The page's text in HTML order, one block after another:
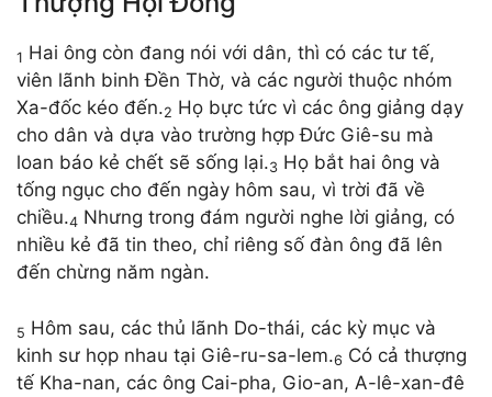
1 Hai ông còn đang nói với dân, thì có các tư tế,
viên lãnh binh Đền Thờ, và các người thuộc nhóm
Xa-đốc kéo đến.2 Họ bực tức vì các ông giảng dạy
cho dân và dựa vào trường hợp Đức Giê-su mà
loan báo kẻ chết sẽ sống lại.3 Họ bắt hai ông và
tống ngục cho đến ngày hôm sau, vì trời đã về
chiều.4 Nhưng trong đám người nghe lời giảng, có
nhiều kẻ đã tin theo, chỉ riêng số đàn ông đã lên
đến chừng năm ngàn.
5 Hôm sau, các thủ lãnh Do-thái, các kỳ mục và
kinh sư họp nhau tại Giê-ru-sa-lem.6 Có cả thượng
tế Kha-nan, các ông Cai-pha, Gio-an, A-lê-xan-đê